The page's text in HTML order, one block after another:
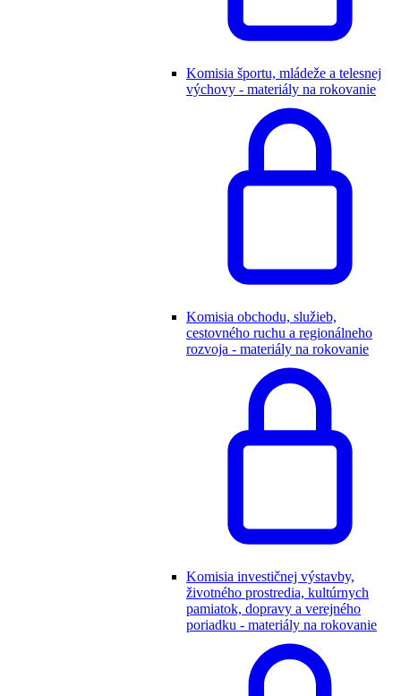
Komisia športu, mládeže a telesnej
výchovy - materiály na rokovanie
Komisia obchodu, služieb,
cestovného ruchu a regionálneho
rozvoja - materiály na rokovanie
Komisia investičnej výstavby,
životného prostredia, kultúrnych
pamiatok, dopravy a verejného
poriadku - materiály na rokovanie